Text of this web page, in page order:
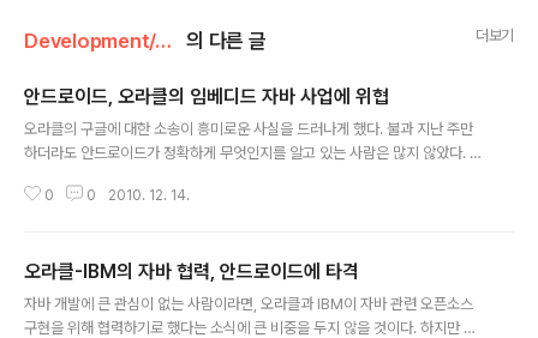
Development/Java 의 다른 글 더보기
안드로이드, 오라클의 임베디드 자바 사업에 위협
오라클의 구글에 대한 소송이 흥미로운 사실을 드러나게 했다. 불과 지난 주만
하더라도 안드로이드가 정확하게 무엇인지를 알고 있는 사람은 많지 않았다. 대
바로 작성된 코드를 실행하는 것으로 이해했다. 하지만 안드로이드는 다른 요
이라는 것. 이 비즈니스는 자바 플랫폼이 특허로 직접적인 수익을 벌어들이는
몇 안되는 사업 중 하나이다. 즉 이번 소송은 이런 캐시카우를 지키기 위한 것이
란 의미이다. 자바 플랫폼은 세 가지 종류가 있다. 자바 언어의 기반이 되는 스탠
0 0 2010. 12. 14.
오라클-IBM의 자바 협력, 안드로이드에 타격
자바 개발에 큰 관심이 없는 사람이라면, 오라클과 IBM이 자바 관련 오픈소스
구현을 위해 협력하기로 했다는 소식에 큰 비중을 두지 않을 것이다. 하지만 업